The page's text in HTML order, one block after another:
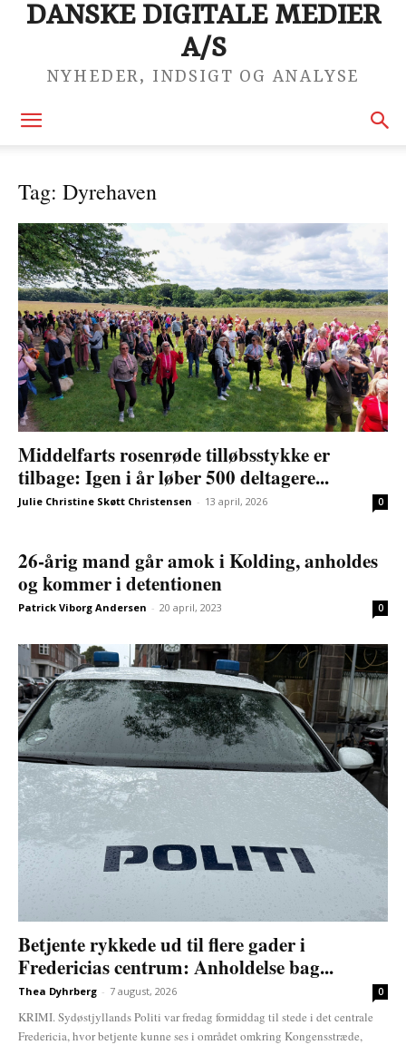
DANSKE DIGITALE MEDIER
A/S
NYHEDER, INDSIGT OG ANALYSE
Tag: Dyrehaven
Middelfarts rosenrøde tilløbsstykke er
tilbage: Igen i år løber 500 deltagere...
Julie Christine Skøtt Christensen - 13 april, 2026 0
26-årig mand går amok i Kolding, anholdes
og kommer i detentionen
Patrick Viborg Andersen - 20 april, 2023 0
Betjente rykkede ud til flere gader i
Fredericias centrum: Anholdelse bag...
Thea Dyhrberg - 7 august, 2026 0
KRIMI. Sydøstjyllands Politi var fredag formiddag til stede i det centrale
Fredericia, hvor betjente kunne ses i området omkring Kongensstræde,